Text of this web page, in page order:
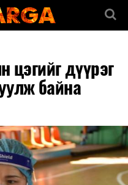
дүүрэг
байна